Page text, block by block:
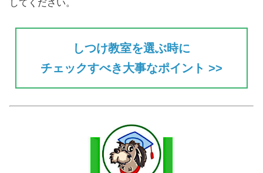
してください。
しつけ教室を選ぶ時に
チェックすべき大事なポイント >>